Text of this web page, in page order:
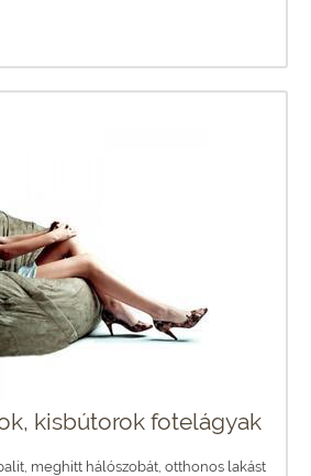
kisbútorok fotelágyak
meghitt hálószobát, otthonos lakást